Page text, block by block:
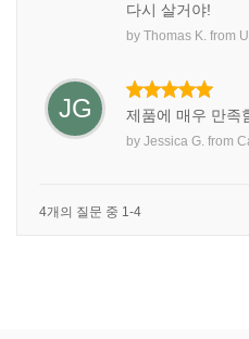
다시 살거야!
by Thomas K. from
JG 제품에 매우 만족
by Jessica G. from
4개의 질문 중 1-4